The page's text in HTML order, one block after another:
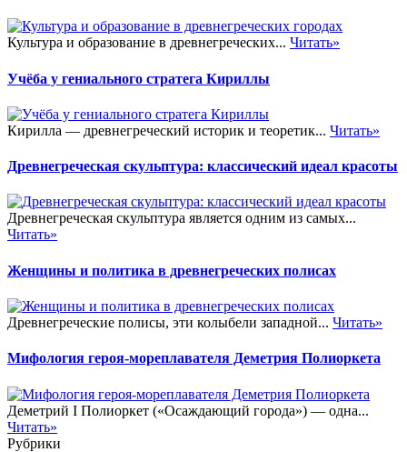
Культура и образование в древнегреческих... Читать»
Учёба у гениального стратега Кириллы
Кирилла — древнегреческий историк и теоретик... Читать»
Древнегреческая скульптура: классический идеал красоты
Древнегреческая скульптура является одним из самых...
Читать»
Женщины и политика в древнегреческих полисах
Древнегреческие полисы, эти колыбели западной... Читать»
Мифология героя-мореплавателя Деметрия Полиоркета
Деметрий I Полиоркет («Осаждающий города») — одна...
Читать»
Рубрики